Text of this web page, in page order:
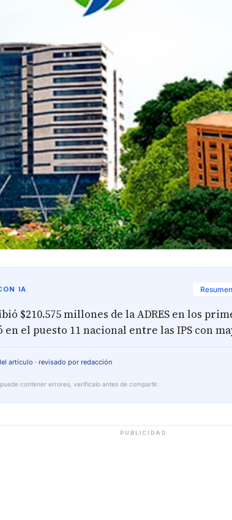
IA Resumen
$210.575 millones de la ADRES en los
en el puesto 11 nacional entre las IPS con
artículo · revisado por redacción
contener errores, verifícalo antes de compartir.
PUBLICIDAD